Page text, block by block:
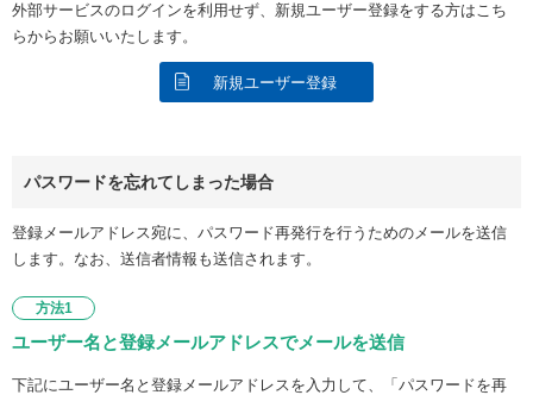
外部サービスのログインを利用せず、新規ユーザー登録をする方はこち
らからお願いいたします。
新規ユーザー登録
パスワードを忘れてしまった場合
登録メールアドレス宛に、パスワード再発行を行うためのメールを送信
します。なお、送信者情報も送信されます。
方法1
ユーザー名と登録メールアドレスでメールを送信
下記にユーザー名と登録メールアドレスを入力して、「パスワードを再